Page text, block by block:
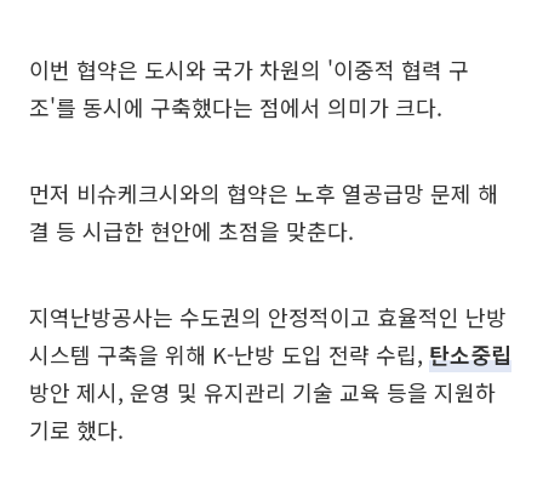
이번 협약은 도시와 국가 차원의 '이중적 협력 구
조'를 동시에 구축했다는 점에서 의미가 크다.
먼저 비슈케크시와의 협약은 노후 열공급망 문제 해
결 등 시급한 현안에 초점을 맞춘다.
지역난방공사는 수도권의 안정적이고 효율적인 난방
시스템 구축을 위해 K-난방 도입 전략 수립, 탄소중립
방안 제시, 운영 및 유지관리 기술 교육 등을 지원하
기로 했다.